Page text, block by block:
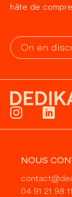
hâte de
On en
NOUS
04 91 21 98 11